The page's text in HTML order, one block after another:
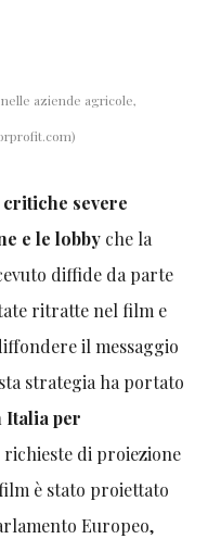
aziende agricole,
critiche severe
e le lobby che la
diffide da parte
ritratte nel film e
il messaggio
strategia ha portato
Italia per
richieste di proiezione
è stato proiettato
Europeo,